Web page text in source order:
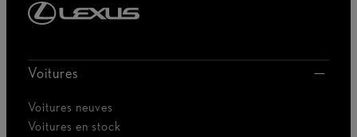
Voitures
Voitures neuves
Voitures en stock